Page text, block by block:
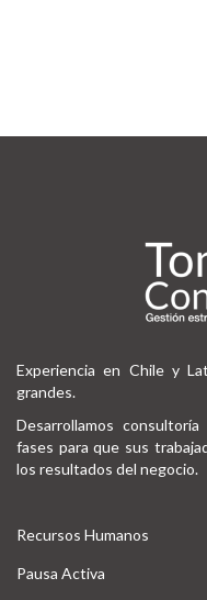
Experiencia en Chile y
grandes.
Desarrollamos
fases para que sus
los resultados del negocio.
Recursos Humanos
Pausa Activa